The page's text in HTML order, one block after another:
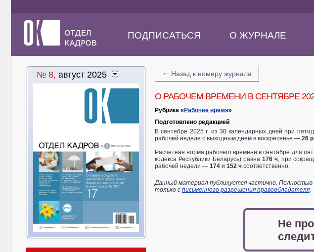
ПОДПИСАТЬСЯ О ЖУРНАЛЕ
№ 8, август 2025 ← Назад к номеру журнала
О РАБОЧЕМ ВРЕМЕНИ В СЕНТЯБРЕ
Рубрика « Рабочее время»
Подготовлено редакцией
В сентябре 2025 г. из 30 календарных дней при
рабочей неделе с выходным днем в воскресенье — 26
Расчетная норма рабочего времени в сентябре для
кодекса Республики Беларусь) равна 176 ч, при
рабочей недели — 174 и 152 ч соответственно.
Данный материал публикуется частично.
только с письменного разрешения правообладателя.
Не